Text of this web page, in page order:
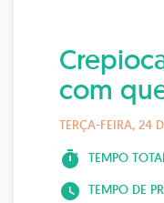
com
TERÇA-FEIRA, 24
timer TEMPO
watch_later TEMPO DE